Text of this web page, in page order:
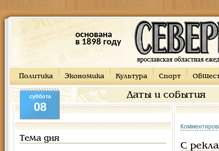
основана
в 1898 году
Политика Экономика Культура Спорт
Даты и события
суббота
08
Тема дня
С